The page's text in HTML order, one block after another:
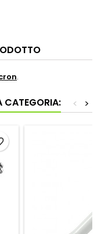
.
CATEGORIA: >
<